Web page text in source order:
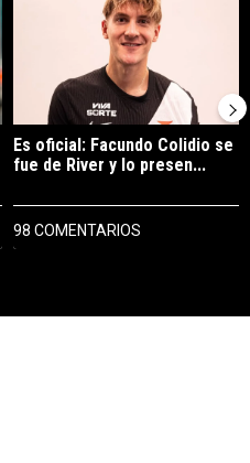
Es oficial: Facundo Colidio se
fue de River y lo presen...
98 COMENTARIOS